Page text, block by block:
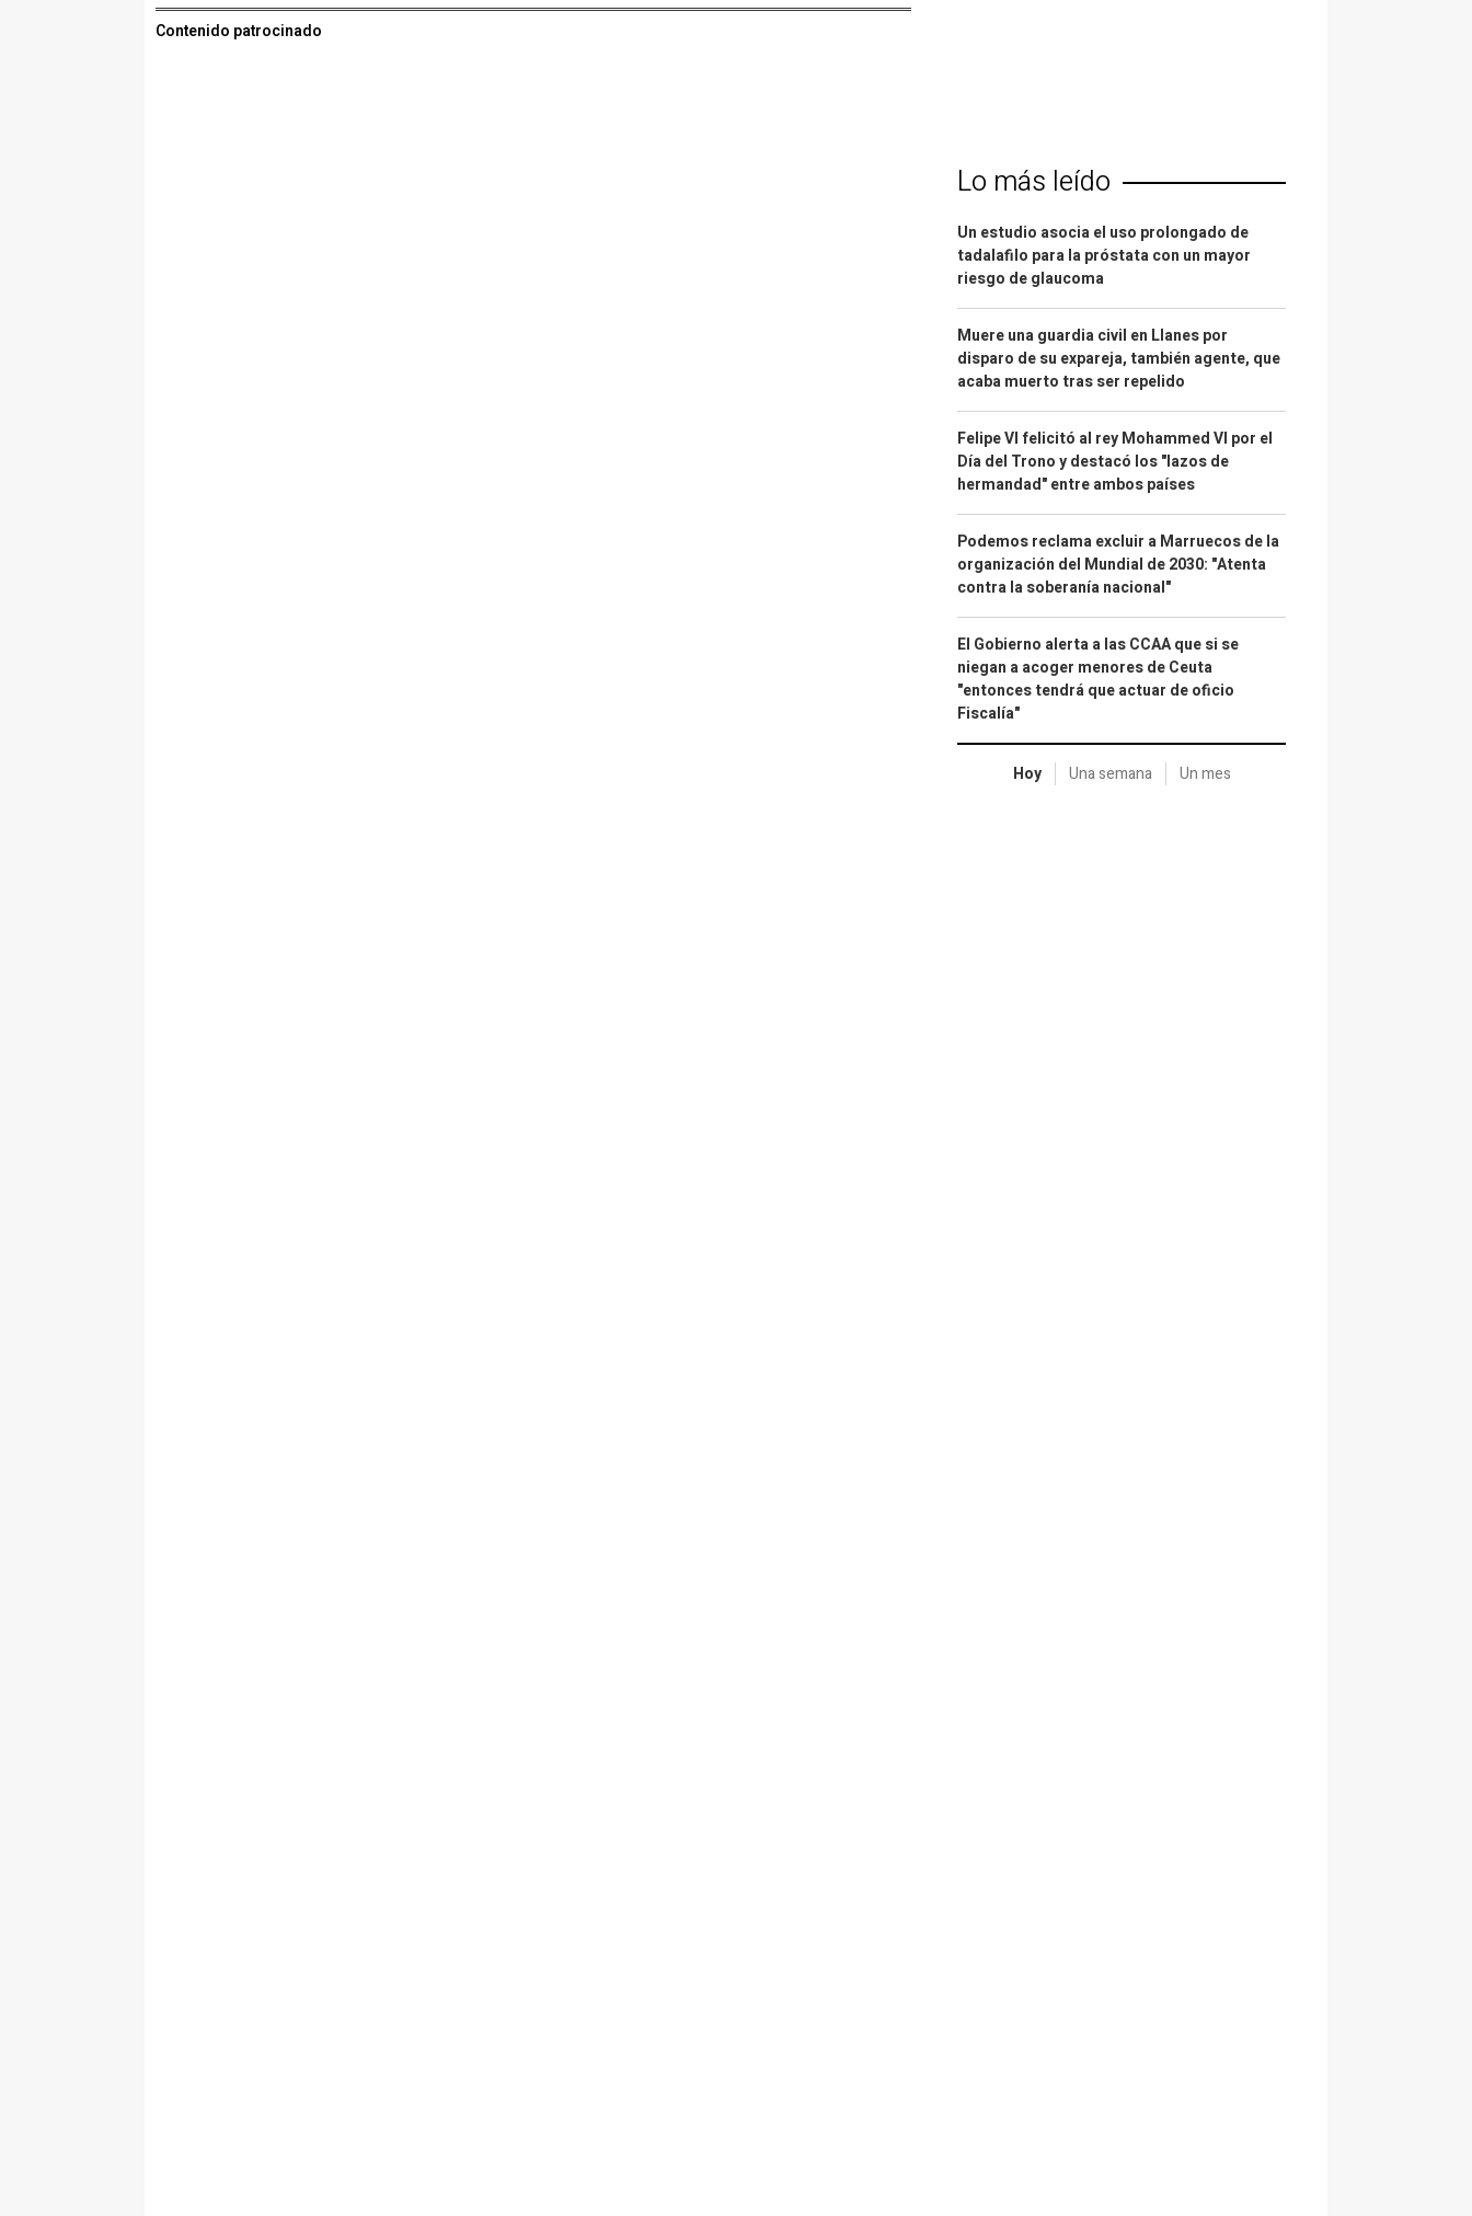
Contenido patrocinado
Lo más leído
Un estudio asocia el uso prolongado de
tadalafilo para la próstata con un mayor
riesgo de glaucoma
Muere una guardia civil en Llanes por
disparo de su expareja, también agente, que
acaba muerto tras ser repelido
Felipe VI felicitó al rey Mohammed VI por el
Día del Trono y destacó los "lazos de
hermandad" entre ambos países
Podemos reclama excluir a Marruecos de la
organización del Mundial de 2030: "Atenta
contra la soberanía nacional"
El Gobierno alerta a las CCAA que si se
niegan a acoger menores de Ceuta
"entonces tendrá que actuar de oficio
Fiscalía"
Hoy Una semana Un mes